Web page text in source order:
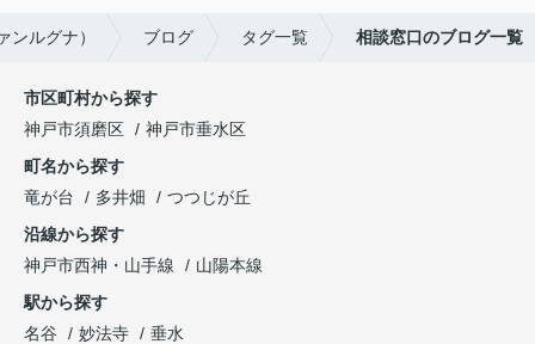
ルグナ） ブログ タグ一覧 相談窓口のブログ一覧
市区町村から探す
神戸市須磨区
神戸市垂水区
町名から探す
竜が台
多井畑
つつじが丘
沿線から探す
神戸市西神・山手線
山陽本線
駅から探す
名谷
妙法寺 垂水